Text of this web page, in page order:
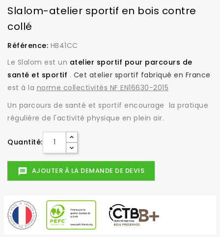
Slalom-atelier sportif en bois contre
collé
Référence: HB41CC
Le Slalom est un atelier sportif pour parcours de
santé et sportif . Cet atelier sportif fabriqué en France
est à la norme collectivités NF EN16630-2015
Un parcours de santé et sportif encourage la pratique
régulière de l'activité physique en plein air.
Quantité:
message AJOUTER À LA DEMANDE DE DEVIS